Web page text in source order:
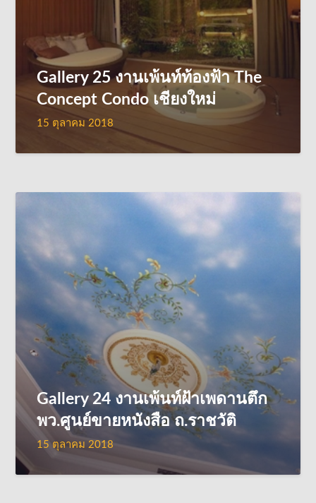
Gallery 25 งานเพ้นท์ท้องฟ้า The
Concept Condo เชียงใหม่
15 ตุลาคม 2018
Gallery 24 งานเพ้นท์ฝ้าเพดานตึก
พว.ศูนย์ขายหนังสือ ถ.ราชวัติ
15 ตุลาคม 2018